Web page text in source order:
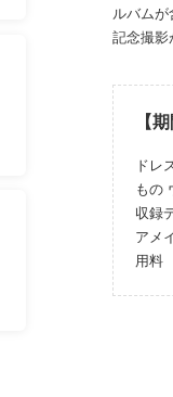
ルバムが
記念撮影
【
ドレ
もの
収録
アメ
用料